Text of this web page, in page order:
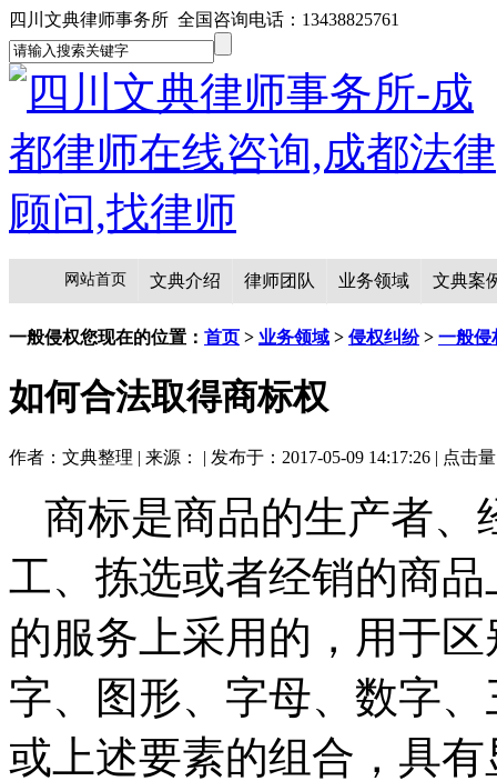
四川文典律师事务所 全国咨询电话：13438825761
网站首页 文典介绍 律师团队 业务领域 文典案
一般侵权您现在的位置： 首页 > 业务领域 > 侵权纠纷> 一般侵
如何合法取得商标权
作者：文典整理 | 来源： | 发布于：2017-05-09 14:17:26 | 点击
商标是商品的生产者、
工、拣选或者经销的商
的服务上采用的，用于
字、图形、字母、数字
或上述要素的组合，具